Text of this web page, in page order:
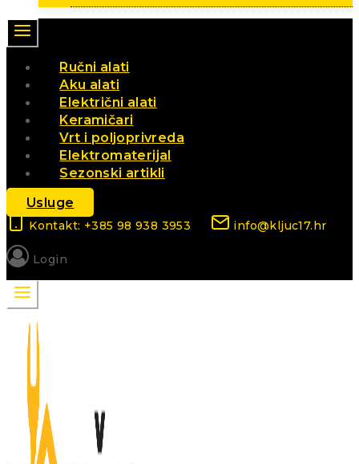
Ručni alati
Aku alati
Električni alati
Keramičari
Vrt i poljoprivreda
Elektromaterijal
Sezonski artikli
Usluge
Kontakt: +385 98 938 3953 info@kljuc17.hr
Login